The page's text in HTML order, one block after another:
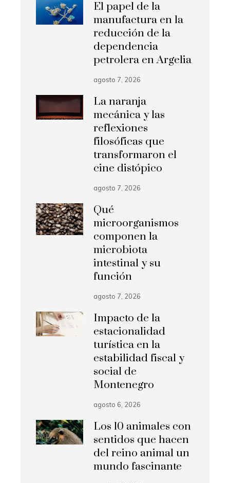
El papel de la
manufactura en la
reducción de la
dependencia
petrolera en Argelia
agosto 7, 2026
La naranja
mecánica y las
reflexiones
filosóficas que
transformaron el
cine distópico
agosto 7, 2026
Qué
microorganismos
componen la
microbiota
intestinal y su
función
agosto 7, 2026
Impacto de la
estacionalidad
turística en la
estabilidad fiscal y
social de
Montenegro
agosto 6, 2026
Los 10 animales con
sentidos que hacen
del reino animal un
mundo fascinante